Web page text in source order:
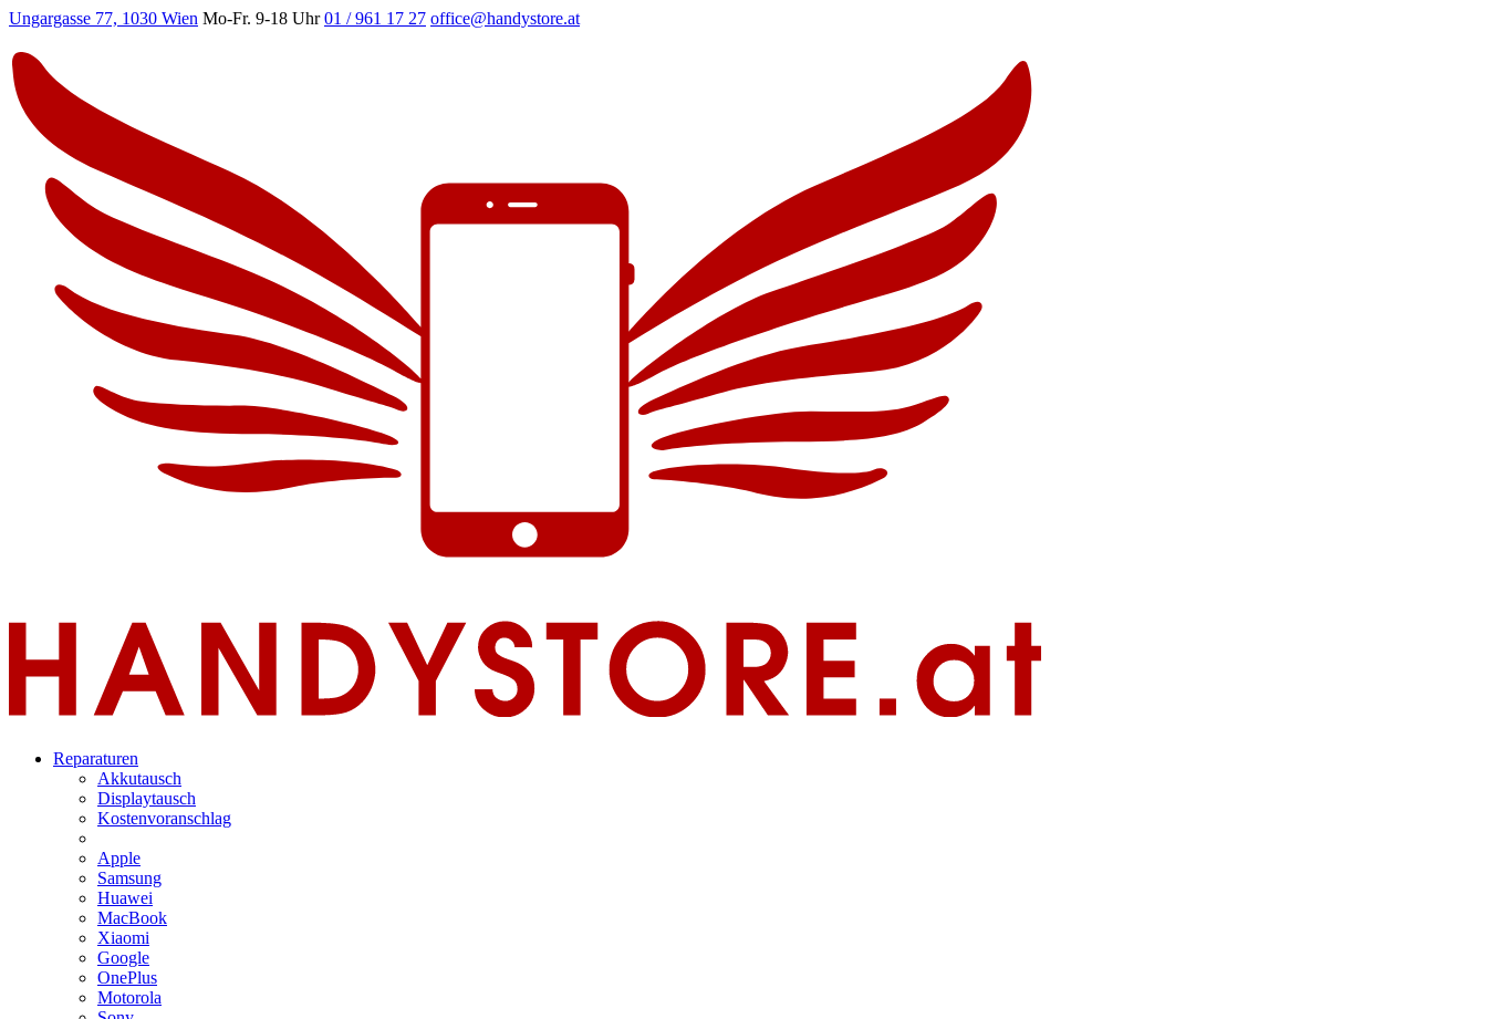
Ungargasse 77, 1030 Wien Mo-Fr. 9-18 Uhr 01 / 961 17 27 office@handystore.at
Reparaturen
Akkutausch
Displaytausch
Kostenvoranschlag
Apple
Samsung
Huawei
MacBook
Xiaomi
Google
OnePlus
Motorola